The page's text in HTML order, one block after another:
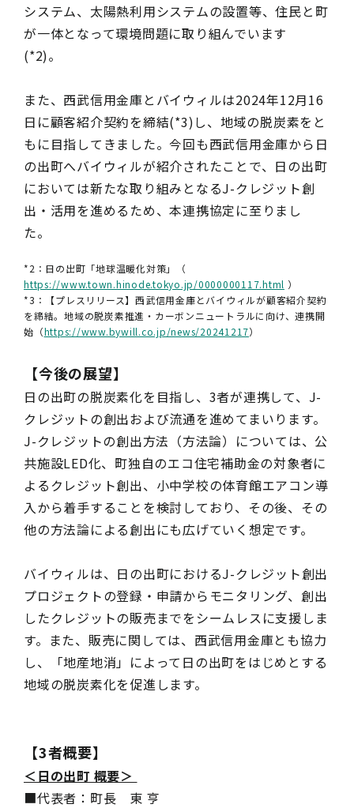
システム、太陽熱利用システムの設置等、住民と町
が一体となって環境問題に取り組んでいます
(*2)。
また、西武信用金庫とバイウィルは2024年12月16
日に顧客紹介契約を締結(*3)し、地域の脱炭素をと
もに目指してきました。今回も西武信用金庫から日
の出町へバイウィルが紹介されたことで、日の出町
においては新たな取り組みとなるJ-クレジット創
出・活用を進めるため、本連携協定に至りまし
た。
*2：日の出町「地球温暖化対策」（
https://www.town.hinode.tokyo.jp/0000000117.html ）
*3：【プレスリリース】西武信用金庫とバイウィルが顧客紹介契約
を締結。地域の脱炭素推進・カーボンニュートラルに向け、連携開
始（https://www.bywill.co.jp/news/20241217）
【今後の展望】
日の出町の脱炭素化を目指し、3者が連携して、J-
クレジットの創出および流通を進めてまいります。
J-クレジットの創出方法（方法論）については、公
共施設LED化、町独自のエコ住宅補助金の対象者に
よるクレジット創出、小中学校の体育館エアコン導
入から着手することを検討しており、その後、その
他の方法論による創出にも広げていく想定です。
バイウィルは、日の出町におけるJ-クレジット創出
プロジェクトの登録・申請からモニタリング、創出
したクレジットの販売までをシームレスに支援しま
す。また、販売に関しては、西武信用金庫とも協力
し、「地産地消」によって日の出町をはじめとする
地域の脱炭素化を促進します。
【3者概要】
＜日の出町 概要＞
■代表者：町長 東 亨